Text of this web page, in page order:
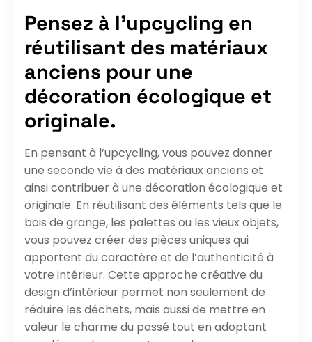
Pensez à l’upcycling en
réutilisant des matériaux
anciens pour une
décoration écologique et
originale.
En pensant à l’upcycling, vous pouvez donner
une seconde vie à des matériaux anciens et
ainsi contribuer à une décoration écologique et
originale. En réutilisant des éléments tels que le
bois de grange, les palettes ou les vieux objets,
vous pouvez créer des pièces uniques qui
apportent du caractère et de l’authenticité à
votre intérieur. Cette approche créative du
design d’intérieur permet non seulement de
réduire les déchets, mais aussi de mettre en
valeur le charme du passé tout en adoptant